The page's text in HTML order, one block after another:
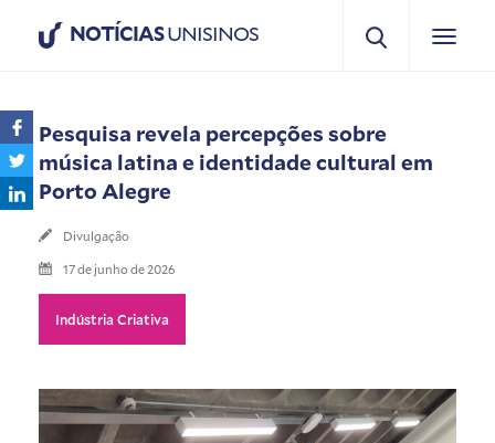
NOTÍCIASUNISINOS
Pesquisa revela percepções sobre
música latina e identidade cultural em
Porto Alegre
Divulgação
17 de junho de 2026
Indústria Criativa